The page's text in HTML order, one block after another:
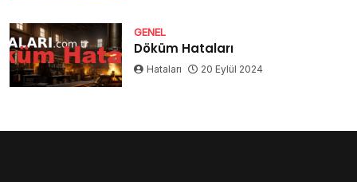
GENEL
Döküm Hataları
Hataları 20 Eylül 2024